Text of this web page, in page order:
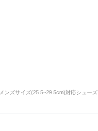
メンズサイズ(25.5~29.5cm)対応シューズ